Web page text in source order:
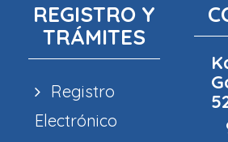
REGISTRO Y
TRÁMITES
Registro
Electrónico